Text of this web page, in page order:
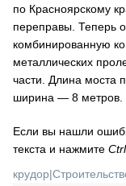
по Красноярскому
переправы. Теперь
комбинированную
металлических
части. Длина моста
ширина — 8 метров.
Если вы нашли
текста и нажмите
крудор|